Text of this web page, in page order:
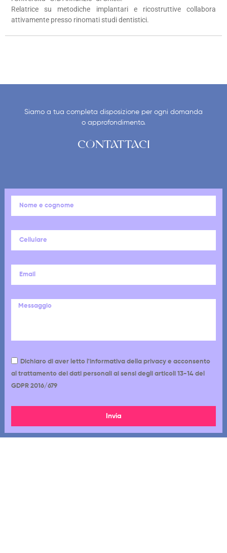
Relatrice su metodiche implantari e ricostruttive collabora
attivamente presso rinomati studi dentistici.
Siamo a tua completa disposizione per ogni domanda
o approfondimento.
CONTATTACI
Dichiaro di aver letto l'informativa della privacy e acconsento
al trattamento dei dati personali ai sensi degli articoli 13-14 del
GDPR 2016/679
Invia